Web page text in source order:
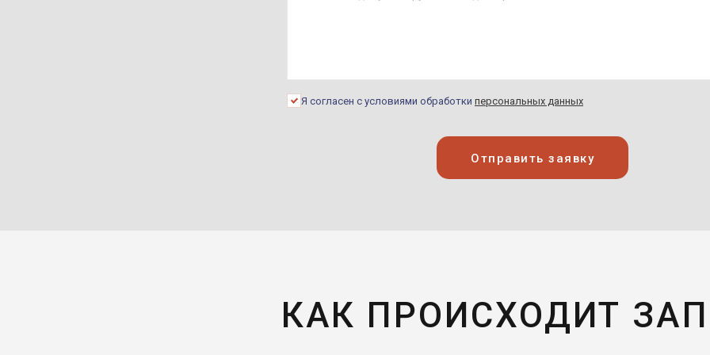
Я согласен с условиями обработки персональных данных
Отправить заявку
КАК ПРОИСХОДИТ